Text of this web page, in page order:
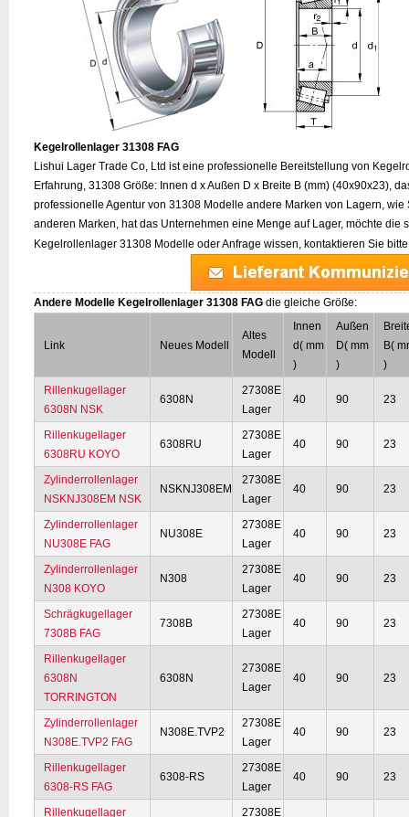
Kegelrollenlager 31308 FAG
Lishui Lager Trade Co, Ltd ist eine professionelle Bereitstellung von
Erfahrung, 31308 Größe: Innen d x Außen D x Breite B (mm) (40x90x23),
professionelle Agentur von 31308 Modelle andere Marken von Lagern, wie
anderen Marken, hat das Unternehmen eine Menge auf Lager, möchte die
Kegelrollenlager 31308 Modelle oder Anfrage wissen, kontaktieren Sie
Andere Modelle Kegelrollenlager 31308 FAG die gleiche Größe:
Link Neues Modell
Altes
Modell
Innen
d( mm
)
Außen
D( mm
)
B(
)
Rillenkugellager
6308N NSK
6308N
27308E
Lager
40 90 23
Rillenkugellager
6308RU KOYO
6308RU
27308E
Lager
40 90 23
Zylinderrollenlager
NSKNJ308EM NSK
NSKNJ308EM
27308E
Lager
40 90 23
Zylinderrollenlager
NU308E FAG
NU308E
27308E
Lager
40 90 23
Zylinderrollenlager
N308 KOYO
N308
27308E
Lager
40 90 23
Schrägkugellager
7308B FAG
7308B
27308E
Lager
40 90 23
Rillenkugellager
6308N
TORRINGTON
6308N
27308E
Lager
40 90 23
Zylinderrollenlager
N308E.TVP2 FAG
N308E.TVP2
27308E
Lager
40 90 23
Rillenkugellager
6308-RS FAG
6308-RS
27308E
Lager
40 90 23
Rillenkugellager 27308E